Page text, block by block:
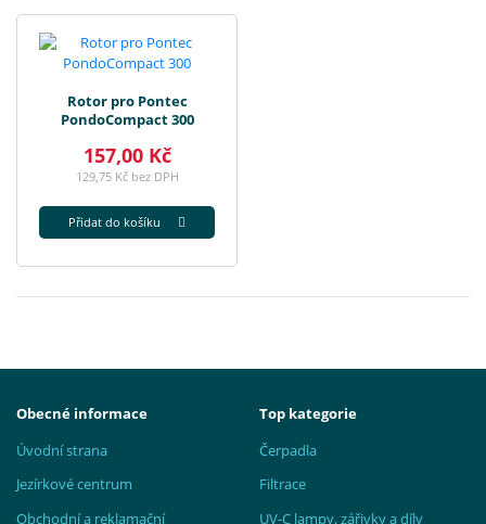
Rotor pro Pontec
PondoCompact 300
157,00 Kč
129,75 Kč bez DPH
Přidat do košíku
Obecné informace
Úvodní strana
Jezírkové centrum
Obchodní a reklamační
Top kategorie
Čerpadla
Filtrace
UV-C lampy, zářivky a díly